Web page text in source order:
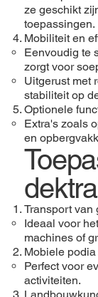
ze geschikt
toepassingen.
Mobiliteit en
Eenvoudig te
zorgt voor
Uitgerust met
stabiliteit op
Optionele
Extra's zoals
en
Transport van
Ideaal voor
machines of
Mobiele
Perfect voor
activiteiten.